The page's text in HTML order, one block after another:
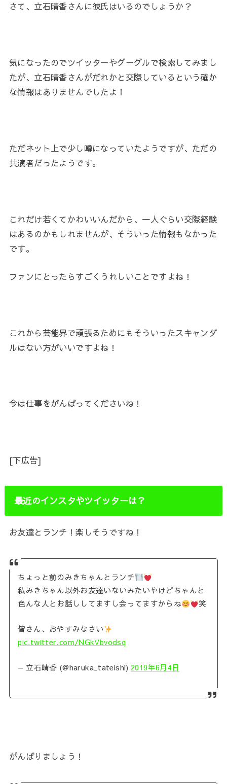
さて、立石晴香さんに彼氏はいるのでしょうか？
気になったのでツイッターやグーグルで検索してみまし
たが、立石晴香さんがだれかと交際しているという確か
な情報はありませんでしたよ！
ただネット上で少し噂になっていたようですが、ただの
共演者だったようです。
これだけ若くてかわいいんだから、一人ぐらい交際経験
はあるのかもしれませんが、そういった情報もなかった
です。
ファンにとったらすごくうれしいことですよね！
これから芸能界で頑張るためにもそういったスキャンダ
ルはない方がいいですよね！
今は仕事をがんばってくださいね！
[下広告]
最近のインスタやツイッターは？
お友達とランチ！楽しそうですね！
ちょっと前のみきちゃんとランチ
私みきちゃん以外お友達いないみたいやけどちゃんと
色んな人とお話ししてますし会ってますからね
笑
皆さん、おやすみなさい
pic.twitter.com/NGkVbvodsq
— 立石晴香 (@haruka_tateishi) 2019年6月4日
がんばりましょう！